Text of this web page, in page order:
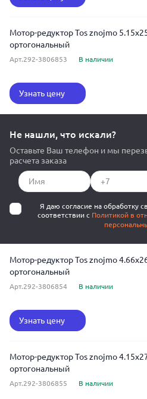
Мотор-редуктор Tos znojmo
ортогональный
Арт.292-3806853 В наличии
Узнать цену
Не нашли, что искали?
Оставьте Ваш телефон и мы
расчета заказа
Я даю согласие на обработку
соответствии с Политикой в
Мотор-редуктор Tos znojmo
ортогональный
Арт.292-3806854 В наличии
Узнать цену
Мотор-редуктор Tos znojmo
ортогональный
Арт.292-3806855 В наличии